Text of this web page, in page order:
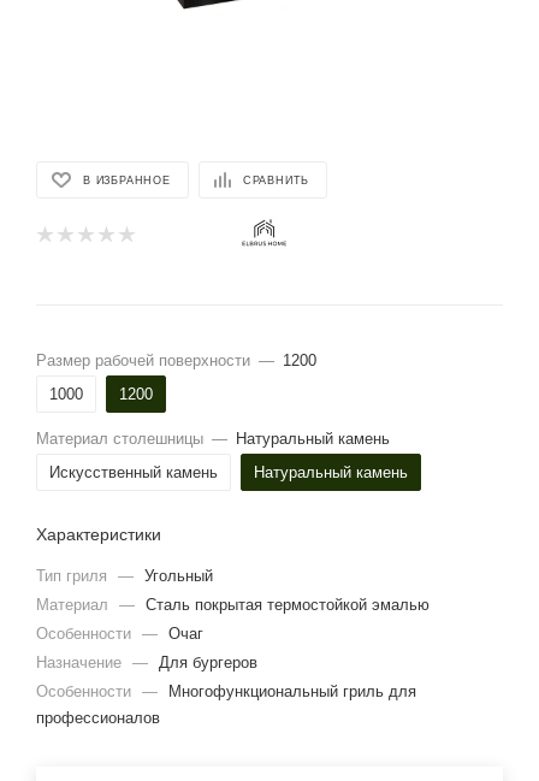
В ИЗБРАННОЕ СРАВНИТЬ
Размер рабочей поверхности — 1200
1000
1200
Материал столешницы — Натуральный камень
Искусственный камень
Натуральный камень
Характеристики
Тип гриля — Угольный
Материал
— Сталь покрытая термостойкой эмалью
Особенности — Очаг
Назначение — Для бургеров
Особенности —
Многофункциональный гриль для
профессионалов